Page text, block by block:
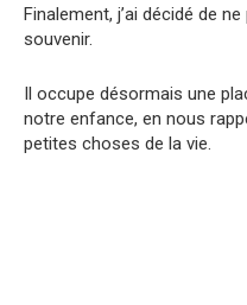
Finalement, j’ai décidé de
souvenir.
Il occupe désormais une
notre enfance, en nous
petites choses de la vie.